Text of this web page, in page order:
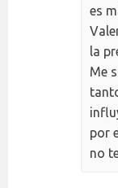
es
la
Me
por
no